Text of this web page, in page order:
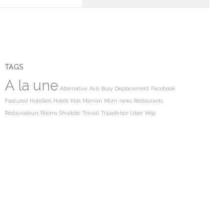
TAGS
A la une Alternative Avis Busy Deplacement Facebook
Featured Hoteliers Hotels Kids Maman Mom news Restaurants
Restaurateurs Rooms Shuddle Travail Tripadvisor Uber Yelp